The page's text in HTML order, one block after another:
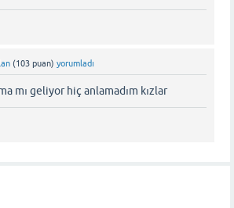
(103 puan) yorumladı
mı geliyor hiç anlamadım kızlar